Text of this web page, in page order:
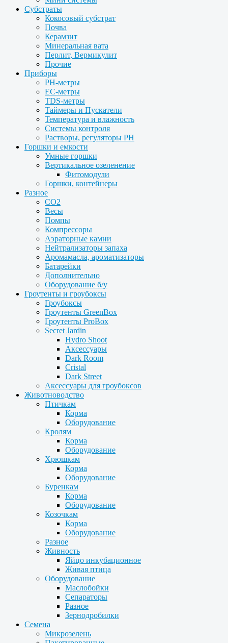
Субстраты
Кокосовый субстрат
Почва
Керамзит
Минеральная вата
Перлит, Вермикулит
Прочие
Приборы
PH-метры
EC-метры
TDS-метры
Таймеры и Пускатели
Температура и влажность
Системы контроля
Растворы, регуляторы PH
Горшки и емкости
Умные горшки
Вертикальное озеленение
Фитомодули
Горшки, контейнеры
Разное
CO2
Весы
Помпы
Компрессоры
Аэраторные камни
Нейтрализаторы запаха
Аромамасла, ароматизаторы
Батарейки
Дополнительно
Оборудование б/у
Гроутенты и гроубоксы
Гроубоксы
Гроутенты GreenBox
Гроутенты ProBox
Secret Jardin
Hydro Shoot
Аксессуары
Dark Room
Cristal
Dark Street
Аксессуары для гроубоксов
Животноводство
Птичкам
Корма
Оборудование
Кролям
Корма
Оборудование
Хрюшкам
Корма
Оборудование
Буренкам
Корма
Оборудование
Козочкам
Корма
Оборудование
Разное
Живность
Яйцо инкубационное
Живая птица
Оборудование
Маслобойки
Сепараторы
Разное
Зернодробилки
Семена
Микрозелень